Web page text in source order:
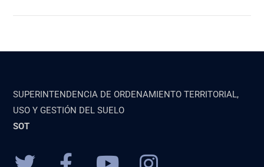
SUPERINTENDENCIA DE ORDENAMIENTO TERRITORIAL,
USO Y GESTIÓN DEL SUELO
SOT